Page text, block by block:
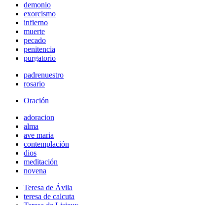
demonio
exorcismo
infierno
muerte
pecado
penitencia
purgatorio
padrenuestro
rosario
Oración
adoracion
alma
ave maria
contemplación
dios
meditación
novena
Teresa de Ávila
teresa de calcuta